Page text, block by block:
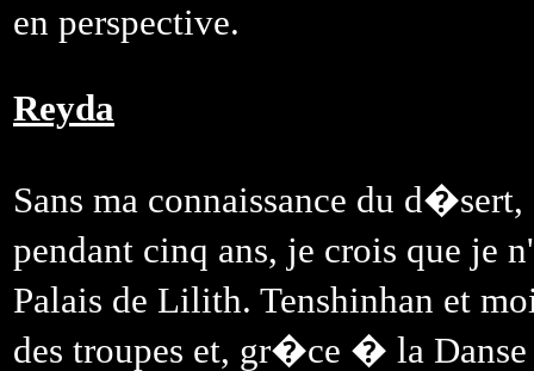
en perspective.
Reyda
Sans ma connaissance du
pendant cinq ans, je crois que je
Palais de Lilith. Tenshinhan et
des troupes et, gr�ce � la